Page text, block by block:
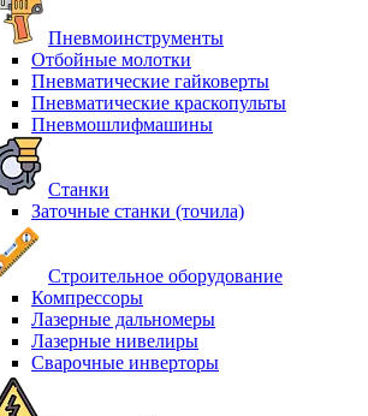
Пневмоинструменты
Отбойные молотки
Пневматические гайковерты
Пневматические краскопульты
Пневмошлифмашины
Станки
Заточные станки (точила)
Строительное оборудование
Компрессоры
Лазерные дальномеры
Лазерные нивелиры
Сварочные инверторы